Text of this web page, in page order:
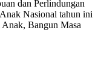
dan Perlindungan
Nasional tahun ini
Bangun Masa